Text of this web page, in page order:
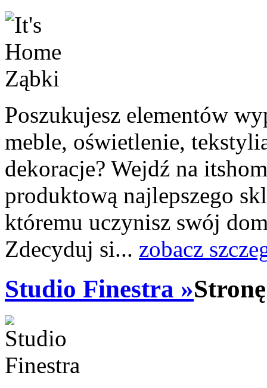
Poszukujesz elementów
meble, oświetlenie,
dekoracje? Wejdź na
produktową najlepszego
któremu uczynisz swój
Zdecyduj si... zobacz
Studio Finestra »